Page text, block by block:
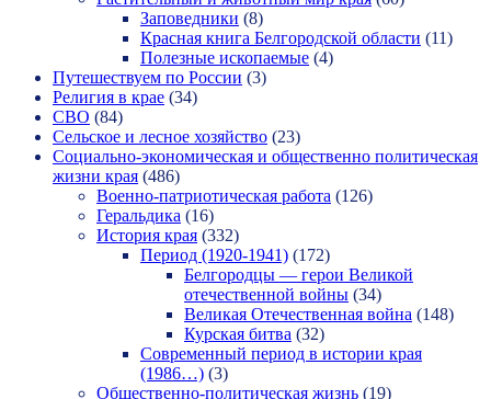
Заповедники (8)
Красная книга Белгородской области (11)
Полезные ископаемые (4)
Путешествуем по России (3)
Религия в крае (34)
СВО (84)
Сельское и лесное хозяйство (23)
Социально-экономическая и общественно политическая
жизни края (486)
Военно-патриотическая работа (126)
Геральдика (16)
История края (332)
Период (1920-1941) (172)
Белгородцы — герои Великой
отечественной войны (34)
Великая Отечественная война (148)
Курская битва (32)
Современный период в истории края
(1986…) (3)
Общественно-политическая жизнь (19)